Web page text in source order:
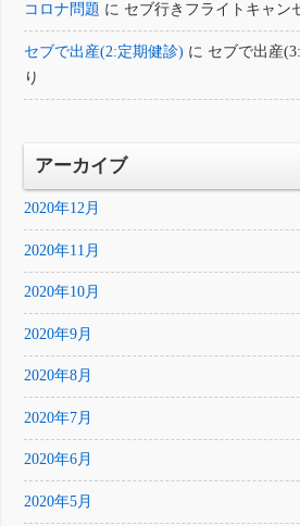
コロナ問題 に セブ行きフライトキャン
セブで出産(2:定期健診) に セブで出産
り
アーカイブ
2020年12月
2020年11月
2020年10月
2020年9月
2020年8月
2020年7月
2020年6月
2020年5月